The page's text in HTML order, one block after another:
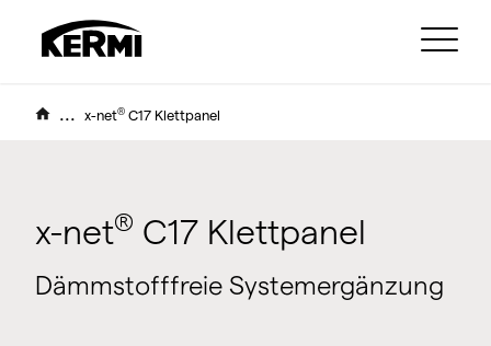
... x-net® C17 Klettpanel
x-net® C17 Klettpanel
Dämmstofffreie Systemergänzung